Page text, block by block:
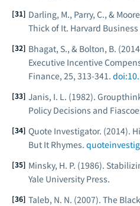
Darling, M., Parry, C., &
Thick of It. Harvard
Bhagat, S., & Bolton, B.
Executive Incentive
Finance, 25, 313-341.
Janis, I. L. (1982).
Policy Decisions and
Quote Investigator. (2014).
But It Rhymes.
Minsky, H. P. (1986).
Yale University Press.
Taleb, N. N. (2007). The